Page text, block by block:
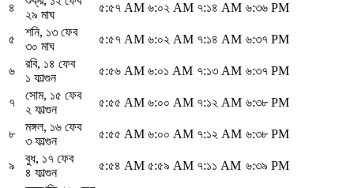
৪
২৯ মাঘ
৫:৫৭ AM ৬:০২ AM ৭:১৪ AM ৬:৩৬ PM
৫
শনি, ১৩ ফেব
৩০ মাঘ
৫:৫৭ AM ৬:০২ AM ৭:১৪ AM ৬:৩৭ PM
৬
রবি, ১৪ ফেব
১ ফাল্গুন
৫:৫৬ AM ৬:০১ AM ৭:১৩ AM ৬:৩৭ PM
৭
সোম, ১৫ ফেব
২ ফাল্গুন
৫:৫৫ AM ৬:০০ AM ৭:১২ AM ৬:৩৮ PM
৮
মঙ্গল, ১৬ ফেব
৩ ফাল্গুন
৫:৫৫ AM ৬:০০ AM ৭:১২ AM ৬:৩৮ PM
৯
বুধ, ১৭ ফেব
৪ ফাল্গুন
৫:৫৪ AM ৫:৫৯ AM ৭:১১ AM ৬:৩৯ PM